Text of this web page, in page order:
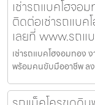
เช่ารถแบคโฮจอ
ติดต่อเช่ารถแบค
เลยที่ www.รถแ
เช่ารถแบคโฮจอมทอง
พร้อมคนขับมืออาชีพ ล